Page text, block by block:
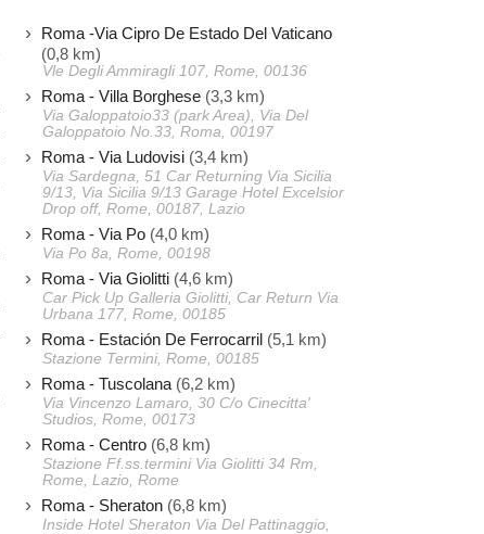
Roma -Via Cipro De Estado Del Vaticano
(0,8 km)
Vle Degli Ammiragli 107, Rome, 00136
Roma - Villa Borghese (3,3 km)
Via Galoppatoio33 (park Area), Via Del
Galoppatoio No.33, Roma, 00197
Roma - Via Ludovisi (3,4 km)
Via Sardegna, 51 Car Returning Via Sicilia
9/13, Via Sicilia 9/13 Garage Hotel Excelsior
Drop off, Rome, 00187, Lazio
Roma - Via Po (4,0 km)
Via Po 8a, Rome, 00198
Roma - Via Giolitti (4,6 km)
Car Pick Up Galleria Giolitti, Car Return Via
Urbana 177, Rome, 00185
Roma - Estación De Ferrocarril (5,1 km)
Stazione Termini, Rome, 00185
Roma - Tuscolana (6,2 km)
Via Vincenzo Lamaro, 30 C/o Cinecitta'
Studios, Rome, 00173
Roma - Centro (6,8 km)
Stazione Ff.ss.termini Via Giolitti 34 Rm,
Rome, Lazio, Rome
Roma - Sheraton (6,8 km)
Inside Hotel Sheraton Via Del Pattinaggio,